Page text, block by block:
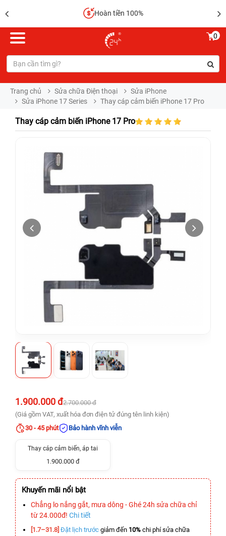
Hoàn tiền 100%
0
Trang chủ Sửa chữa Điện thoại
Sửa iPhone
Sửa iPhone 17 Series
Thay cáp cảm biến iPhone 17 Pro
Thay cáp cảm biến iPhone 17 Pro
1.900.000 đ2.700.000 đ
(Giá gồm VAT, xuất hóa đơn điện tử đúng tên linh kiện)
30 - 45 phút
Bảo hành vĩnh viễn
Thay cáp cảm biến, áp tai
1.900.000 đ
Khuyến mãi nổi bật
Chẳng lo nắng gắt, mưa dông - Ghé 24h sửa chữa chỉ
từ 24.000đ! Chi tiết
[1.7–31.8] Đặt lịch trước giảm đến 10% chi phí sửa chữa